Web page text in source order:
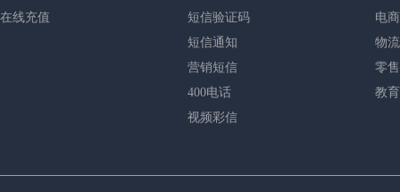
在线充值
短信验证码
短信通知
营销短信
400电话
视频彩信
电
物
零
教